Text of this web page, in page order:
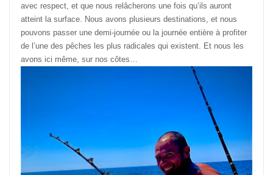
avec respect, et que nous relâcherons une fois qu’ils auront
atteint la surface. Nous avons plusieurs destinations, et nous
pouvons passer une demi-journée ou la journée entière à profiter
de l’une des pêches les plus radicales qui existent. Et nous les
avons ici même, sur nos côtes…